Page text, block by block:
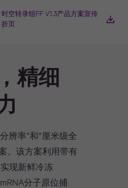
时空转录组FF V1.3产品方案宣传
折页
精细
辨率”和“厘米级全
。该方案利用带有
现新鲜冷冻
分子原位捕